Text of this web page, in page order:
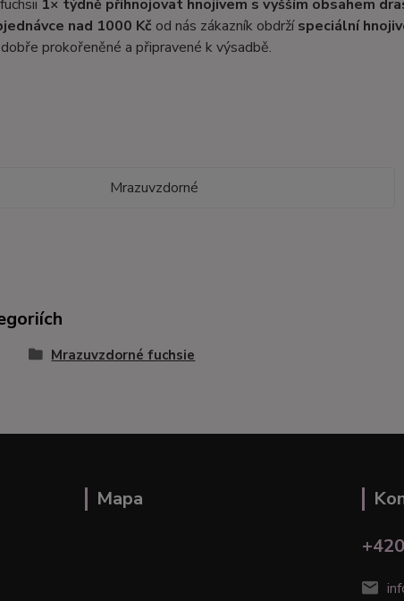
1× týdně přihnojovat hnojivem s vyšším obsahem
nad 1000 Kč od nás zákazník obdržíspeciální
prokořeněné a připravené k výsadbě.
Mrazuvzdorné
Mrazuvzdorné fuchsie
Mapa